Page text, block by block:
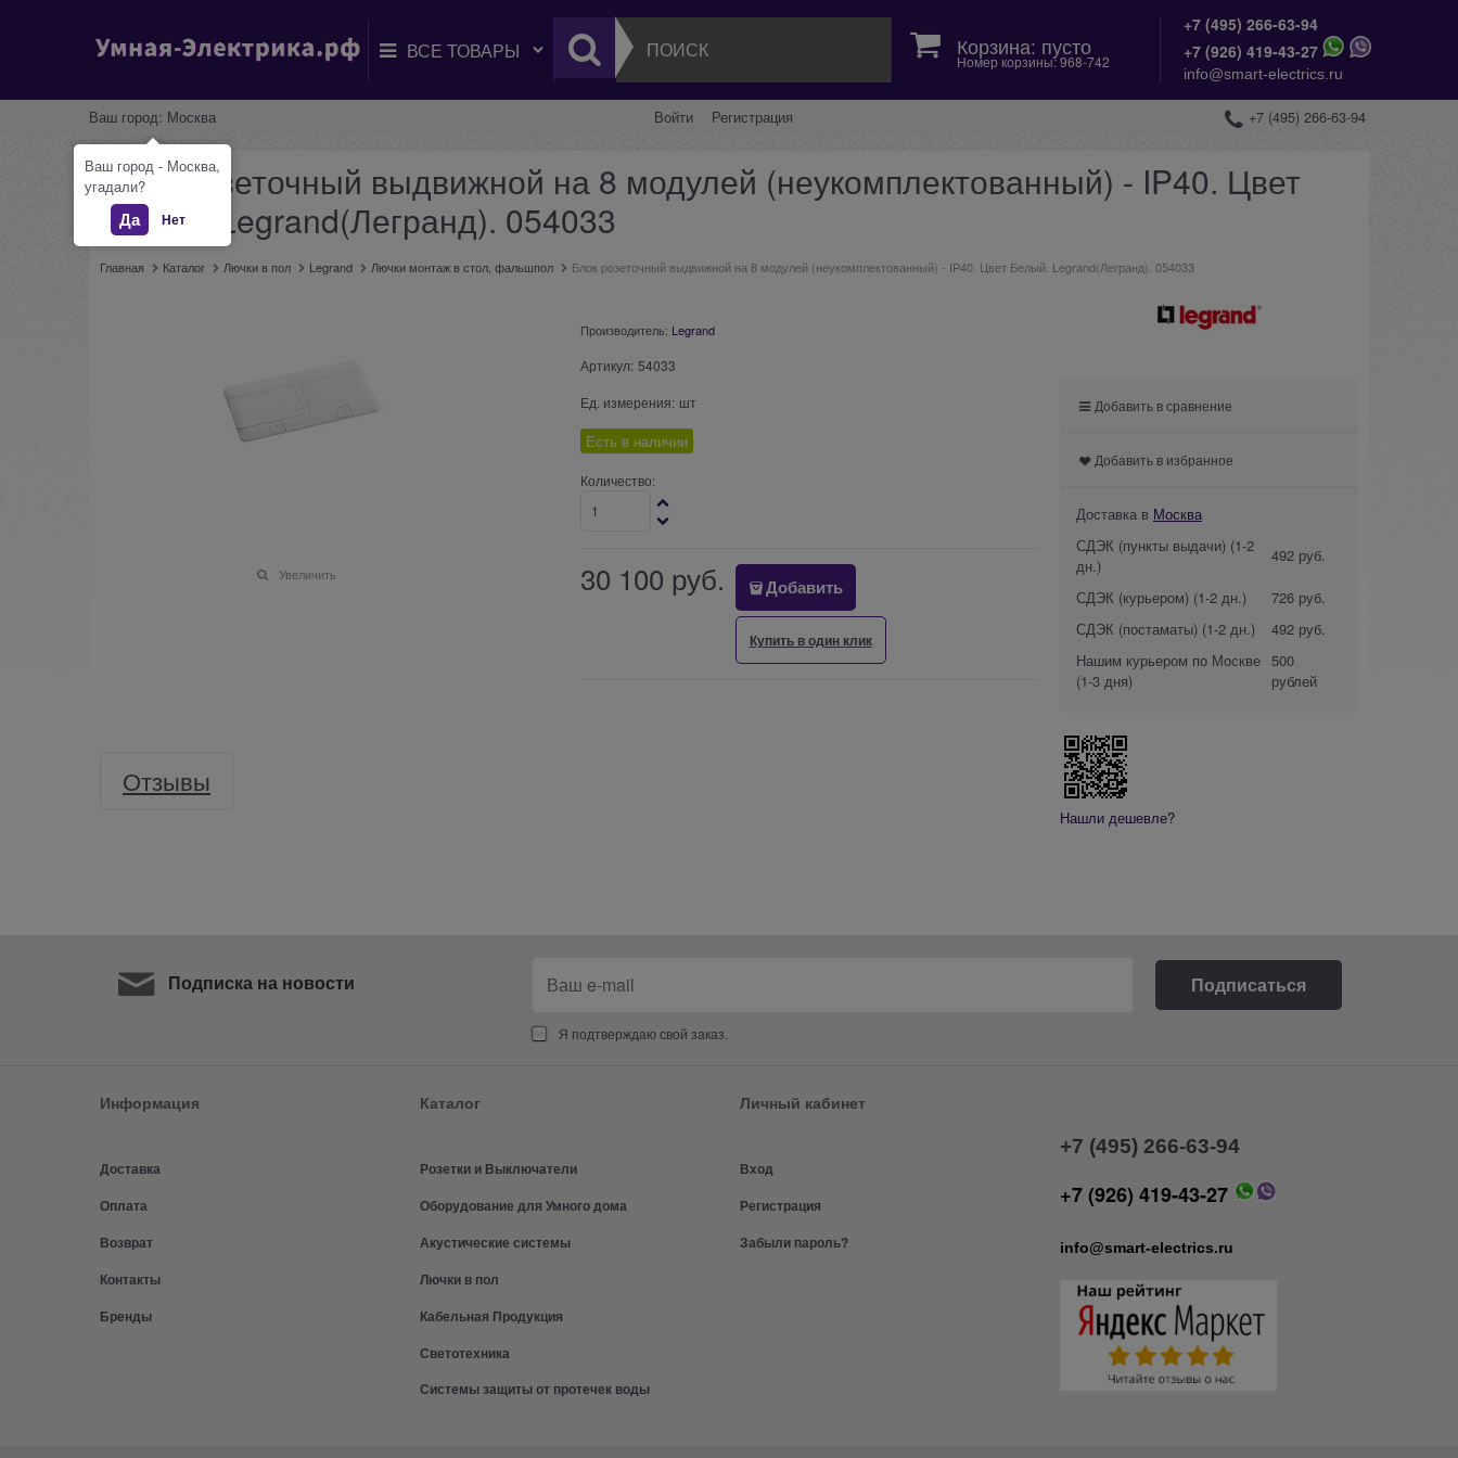
Корзина: пусто
Номер корзины: 968-742
+7 (495) 266-63-94
+7 (926) 419-43-27
info@smart-electrics.ru
Ваш город: Москва Войти Регистрация +7 (495) 266-63-94
Блок розеточный выдвижной на 8 модулей (неукомплектованный) - IP40. Цвет
Белый. Legrand(Легранд). 054033
Главная Каталог Лючки в пол Legrand Лючки монтаж в стол, фальшпол Блок розеточный выдвижной на 8 модулей (неукомплектованный) - IP40. Цвет Белый. Legrand(Легранд). 054033
Увеличить
Производитель: Legrand
Артикул: 54033
Ед. измерения: шт
Есть в наличии
Количество:
30 100 руб. Добавить
Купить в один клик
Отзывы
Добавить в сравнение
Добавить в избранное
Доставка в Москва
СДЭК (пункты выдачи) (1-2
дн.)
492 руб.
СДЭК (курьером) (1-2 дн.)
726 руб.
СДЭК (постаматы) (1-2 дн.)
492 руб.
Нашим курьером по Москве
(1-3 дня)
500
рублей
Нашли дешевле?
Подписка на новости
Я подтверждаю свой заказ.
Информация
Доставка
Оплата
Возврат
Контакты
Бренды
Каталог
Розетки и Выключатели
Оборудование для Умного дома
Акустические системы
Лючки в пол
Кабельная Продукция
Светотехника
Системы защиты от протечек воды
Личный кабинет
Вход
Регистрация
Забыли пароль?
+7 (495) 266-63-94
+7 (926) 419-43-27
info@smart-electrics.ru
Ваш город - Москва,
угадали?
Да Нет